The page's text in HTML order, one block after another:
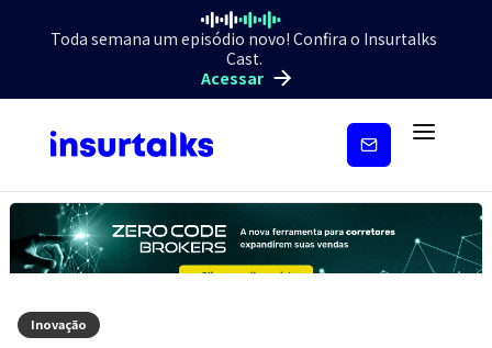
Toda semana um episódio novo! Confira o Insurtalks
Cast.
Acessar
Inscreva-
Inovação